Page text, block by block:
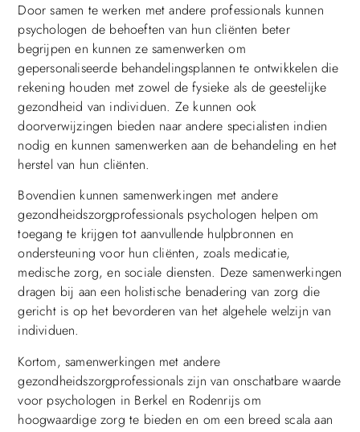
Door samen te werken met andere professionals kunnen
psychologen de behoeften van hun cliënten beter
begrijpen en kunnen ze samenwerken om
gepersonaliseerde behandelingsplannen te ontwikkelen die
rekening houden met zowel de fysieke als de geestelijke
gezondheid van individuen. Ze kunnen ook
doorverwijzingen bieden naar andere specialisten indien
nodig en kunnen samenwerken aan de behandeling en het
herstel van hun cliënten.
Bovendien kunnen samenwerkingen met andere
gezondheidszorgprofessionals psychologen helpen om
toegang te krijgen tot aanvullende hulpbronnen en
ondersteuning voor hun cliënten, zoals medicatie,
medische zorg, en sociale diensten. Deze samenwerkingen
dragen bij aan een holistische benadering van zorg die
gericht is op het bevorderen van het algehele welzijn van
individuen.
Kortom, samenwerkingen met andere
gezondheidszorgprofessionals zijn van onschatbare waarde
voor psychologen in Berkel en Rodenrijs om
hoogwaardige zorg te bieden en om een breed scala aan